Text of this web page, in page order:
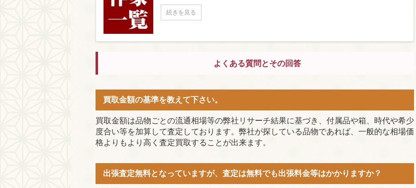
続きを見る
よくある質問とその回答
買取金額の基準を教えて下さい。
買取金額は品物ごとの流通相場等の弊社リサーチ結果に基づき、付属品や箱、時代や希少
度合い等を加算して査定しております。弊社が探している品物であれば、一般的な相場価
格よりもより高く査定買取することが出来ます。
出張査定無料となっていますが、査定は無料でも出張料金等はかかりますか？